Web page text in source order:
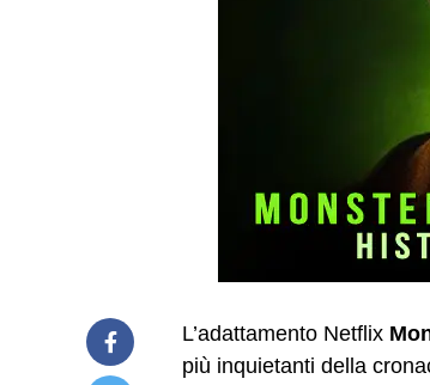
L’adattamento Netflix
più inquietanti della